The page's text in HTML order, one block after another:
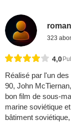
323
4,0
Réalisé par l'un
90, John
bon film de sous-
marine soviétique
bâtiment